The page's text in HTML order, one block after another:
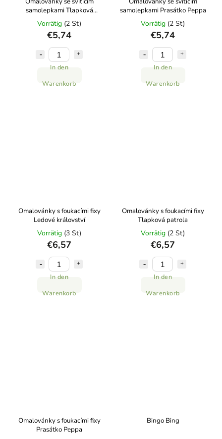
samolepkami Tlapková
patrola
Vorrätig (2 St)
€5,74
In den
Warenkorb
samolepkami Prasátko Peppa
Vorrätig (2 St)
€5,74
In den
Warenkorb
Omalovánky s foukacími fixy
Ledové království
Vorrätig (3 St)
€6,57
In den
Warenkorb
Omalovánky s foukacími fixy
Tlapková patrola
Vorrätig (2 St)
€6,57
In den
Warenkorb
Omalovánky s foukacími fixy
Prasátko Peppa
Bingo Bing